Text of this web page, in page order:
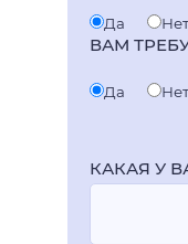
Да
ВАМ
Да Нет
КАКАЯ У